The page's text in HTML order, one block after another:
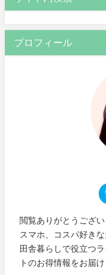
プロフィール
閲覧ありがとうござい
スマホ、コスパ好きな
田舎暮らしで役立つ
トのお得情報をお届け